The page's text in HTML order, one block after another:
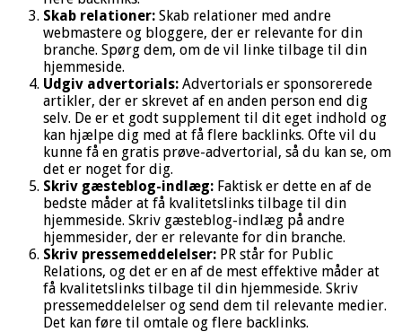
Skab relationer: Skab relationer med andre
webmastere og bloggere, der er relevante for din
branche. Spørg dem, om de vil linke tilbage til din
hjemmeside.
Udgiv advertorials: Advertorials er sponsorerede
artikler, der er skrevet af en anden person end dig
selv. De er et godt supplement til dit eget indhold og
kan hjælpe dig med at få flere backlinks. Ofte vil du
kunne få en gratis prøve-advertorial, så du kan se, om
det er noget for dig.
Skriv gæsteblog-indlæg: Faktisk er dette en af de
bedste måder at få kvalitetslinks tilbage til din
hjemmeside. Skriv gæsteblog-indlæg på andre
hjemmesider, der er relevante for din branche.
Skriv pressemeddelelser: PR står for Public
Relations, og det er en af de mest effektive måder at
få kvalitetslinks tilbage til din hjemmeside. Skriv
pressemeddelelser og send dem til relevante medier.
Det kan føre til omtale og flere backlinks.